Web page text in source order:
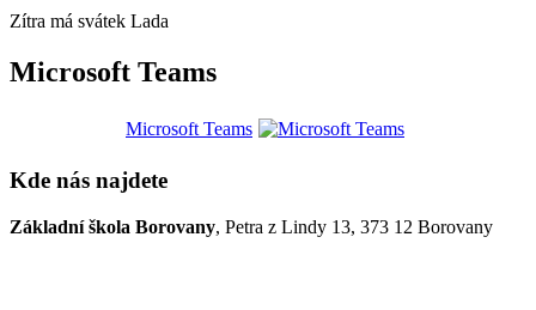
Zítra má svátek Lada
Microsoft Teams
Microsoft Teams
Kde nás najdete
Základní škola Borovany, Petra z Lindy 13, 373 12 Borovany